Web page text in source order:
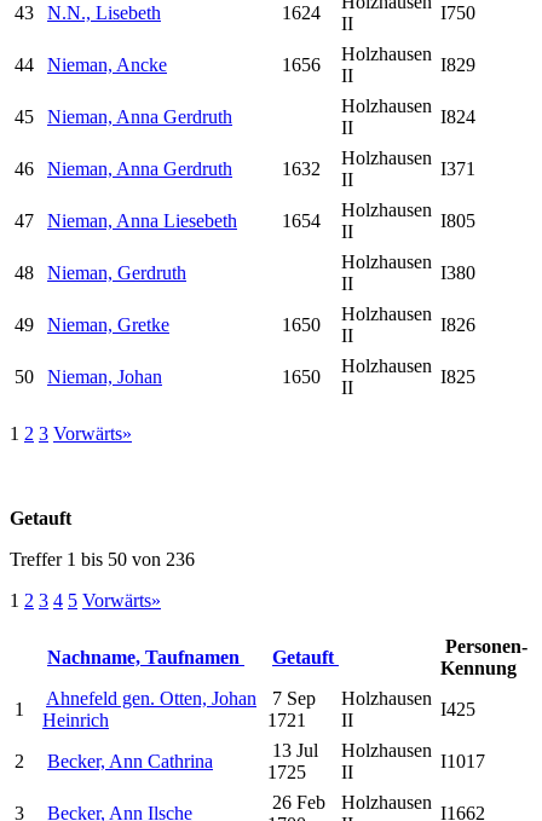
43 N.N., Lisebeth 1624
II
I750
44 Nieman, Ancke 1656
Holzhausen
II
I829
45 Nieman, Anna Gerdruth
Holzhausen
II
I824
46 Nieman, Anna Gerdruth 1632
Holzhausen
II
I371
47 Nieman, Anna Liesebeth 1654
Holzhausen
II
I805
48 Nieman, Gerdruth
Holzhausen
II
I380
49 Nieman, Gretke 1650
Holzhausen
II
I826
50 Nieman, Johan 1650
Holzhausen
II
I825
1 2 3 Vorwärts»
Getauft
Treffer 1 bis 50 von 236
1 2 3 4 5 Vorwärts»
Nachname, Taufnamen Getauft
Personen-
Kennung
1
Ahnefeld gen. Otten, Johan
Heinrich
7 Sep
1721
Holzhausen
II
I425
2 Becker, Ann Cathrina
13 Jul
1725
Holzhausen
II
I1017
3 Becker, Ann Ilsche
26 Feb
Holzhausen
I1662